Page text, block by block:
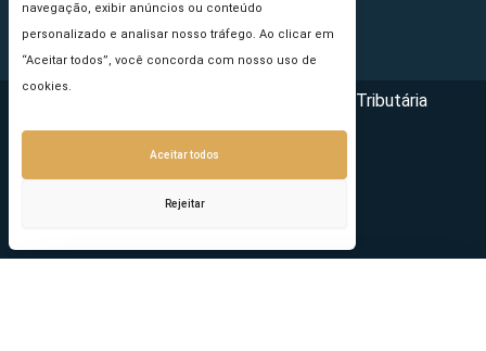
navegação, exibir anúncios ou conteúdo
personalizado e analisar nosso tráfego. Ao clicar em
“Aceitar todos”, você concorda com nosso uso de
cookies.
Aceitar todos
Rejeitar
Princípios Editoriais
Copyright © 2026 - Portal da Reforma Tributária